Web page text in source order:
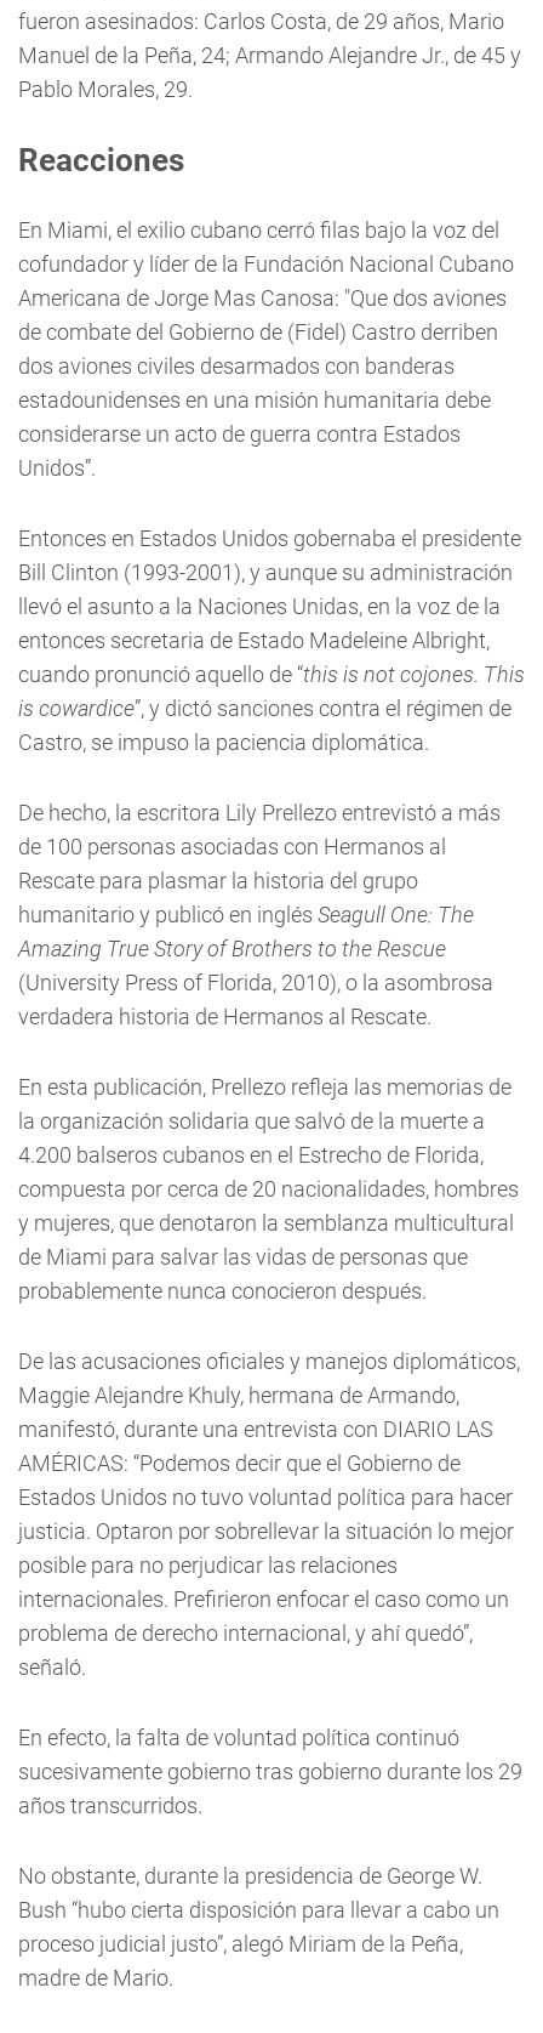
fueron asesinados: Carlos Costa, de 29 años, Mario
Manuel de la Peña, 24; Armando Alejandre Jr., de 45 y
Pablo Morales, 29.
Reacciones
En Miami, el exilio cubano cerró filas bajo la voz del
cofundador y líder de la Fundación Nacional Cubano
Americana de Jorge Mas Canosa: "Que dos aviones
de combate del Gobierno de (Fidel) Castro derriben
dos aviones civiles desarmados con banderas
estadounidenses en una misión humanitaria debe
considerarse un acto de guerra contra Estados
Unidos”.
Entonces en Estados Unidos gobernaba el presidente
Bill Clinton (1993-2001), y aunque su administración
llevó el asunto a la Naciones Unidas, en la voz de la
entonces secretaria de Estado Madeleine Albright,
cuando pronunció aquello de “this is not cojones. This
is cowardice”, y dictó sanciones contra el régimen de
Castro, se impuso la paciencia diplomática.
De hecho, la escritora Lily Prellezo entrevistó a más
de 100 personas asociadas con Hermanos al
Rescate para plasmar la historia del grupo
humanitario y publicó en inglés Seagull One: The
Amazing True Story of Brothers to the Rescue
(University Press of Florida, 2010), o la asombrosa
verdadera historia de Hermanos al Rescate.
En esta publicación, Prellezo refleja las memorias de
la organización solidaria que salvó de la muerte a
4.200 balseros cubanos en el Estrecho de Florida,
compuesta por cerca de 20 nacionalidades, hombres
y mujeres, que denotaron la semblanza multicultural
de Miami para salvar las vidas de personas que
probablemente nunca conocieron después.
De las acusaciones oficiales y manejos diplomáticos,
Maggie Alejandre Khuly, hermana de Armando,
manifestó, durante una entrevista con DIARIO LAS
AMÉRICAS: “Podemos decir que el Gobierno de
Estados Unidos no tuvo voluntad política para hacer
justicia. Optaron por sobrellevar la situación lo mejor
posible para no perjudicar las relaciones
internacionales. Prefirieron enfocar el caso como un
problema de derecho internacional, y ahí quedó”,
señaló.
En efecto, la falta de voluntad política continuó
sucesivamente gobierno tras gobierno durante los 29
años transcurridos.
No obstante, durante la presidencia de George W.
Bush “hubo cierta disposición para llevar a cabo un
proceso judicial justo”, alegó Miriam de la Peña,
madre de Mario.